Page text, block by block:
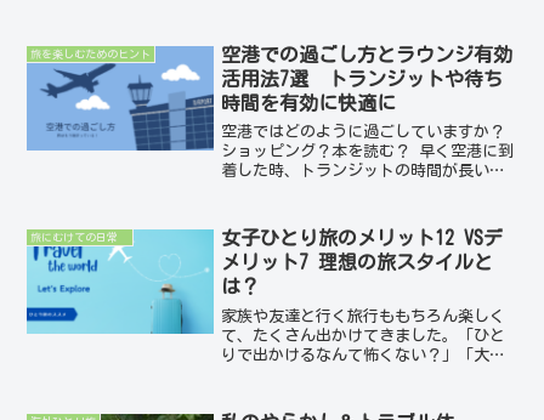
回は、私が実際にやっている東横インに
少しでも安く泊まるコツ...
旅を楽しむためのヒント
空港での過ごし方とラウンジ有効
活用法7選 トランジットや待ち
時間を有効に快適に
空港ではどのように過ごしていますか？
ショッピング？本を読む？ 早く空港に到
着した時、トランジットの時間が長い
備によって異なりますが、次のフライト
に備えて、その空き時間を...
旅にむけての日常
女子ひとり旅のメリット12 VSデ
メリット7 理想の旅スタイルと
は？
家族や友達と行く旅行ももちろん楽しく
て、たくさん出かけてきました。「ひと
りで出かけるなんて怖くない？」「大変
かけるのだろう？あらためて、私がひと